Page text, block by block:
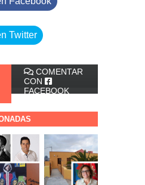
Twitter
COMENTAR
CON
FACEBOOK